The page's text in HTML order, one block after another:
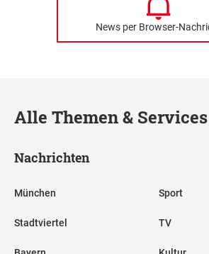
News per Browser-
Alle Themen & Services
Nachrichten
München
Stadtviertel
Sport
TV